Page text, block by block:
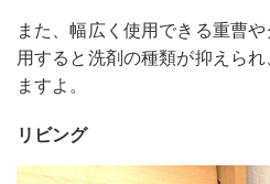
また、幅広く使用できる重曹
用すると洗剤の種類が抑えら
ますよ。
リビング